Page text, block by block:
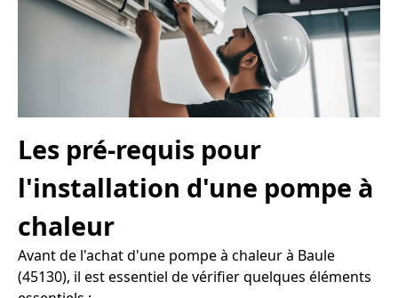
Les pré-requis pour
l'installation d'une pompe à
chaleur
Avant de l'achat d'une pompe à chaleur à Baule
(45130), il est essentiel de vérifier quelques éléments